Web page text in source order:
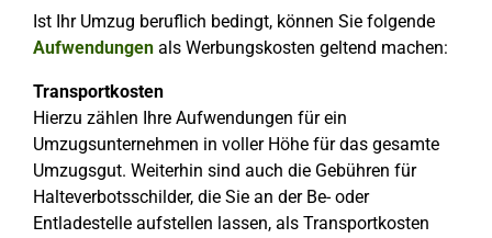
Ist Ihr Umzug beruflich bedingt, können Sie folgende
Aufwendungen als Werbungskosten geltend machen:
Transportkosten
Hierzu zählen Ihre Aufwendungen für ein
Umzugsunternehmen in voller Höhe für das gesamte
Umzugsgut. Weiterhin sind auch die Gebühren für
Halteverbotsschilder, die Sie an der Be- oder
Entladestelle aufstellen lassen, als Transportkosten